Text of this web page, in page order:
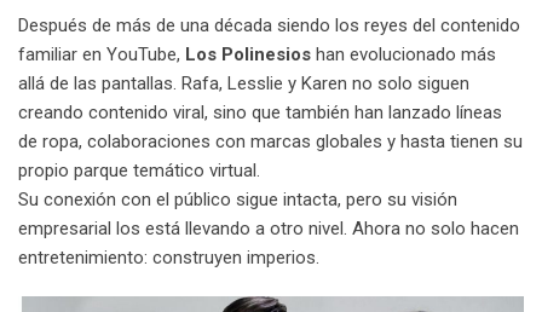
Después de más de una década siendo los reyes del contenido
familiar en YouTube, Los Polinesios han evolucionado más
allá de las pantallas. Rafa, Lesslie y Karen no solo siguen
creando contenido viral, sino que también han lanzado líneas
de ropa, colaboraciones con marcas globales y hasta tienen su
propio parque temático virtual.
Su conexión con el público sigue intacta, pero su visión
empresarial los está llevando a otro nivel. Ahora no solo hacen
entretenimiento: construyen imperios.